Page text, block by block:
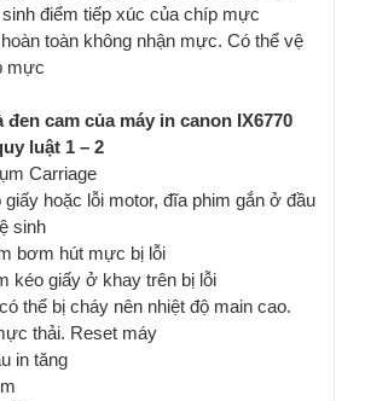
điểm tiếp xúc của chíp mực
toàn không nhận mực. Có thể vệ
mực
đen cam của máy in canon IX6770
luật 1 – 2
Carriage
giấy hoặc lỗi motor, đĩa phim gắn ở đầu
sinh
bơm hút mực bị lỗi
kéo giấy ở khay trên bị lỗi
thể bị cháy nên nhiệt độ main cao.
thải. Reset máy
in tăng